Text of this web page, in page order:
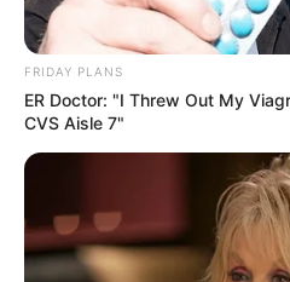
FRIDAY PLANS
ER Doctor: "I Threw Out My
CVS Aisle 7"